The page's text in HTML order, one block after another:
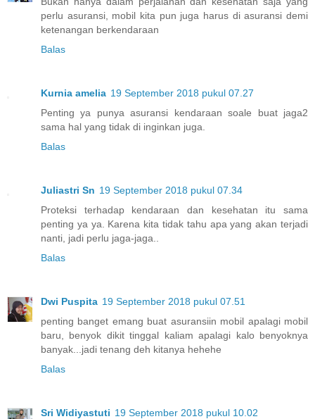
perlu asuransi, mobil kita pun juga harus di asuransi demi
ketenangan berkendaraan
Balas
Kurnia amelia 19 September 2018 pukul 07.27
Penting ya punya asuransi kendaraan soale buat jaga2
sama hal yang tidak di inginkan juga.
Balas
Juliastri Sn 19 September 2018 pukul 07.34
Proteksi terhadap kendaraan dan kesehatan itu sama
penting ya ya. Karena kita tidak tahu apa yang akan terjadi
nanti, jadi perlu jaga-jaga..
Balas
Dwi Puspita 19 September 2018 pukul 07.51
penting banget emang buat asuransiin mobil apalagi mobil
baru, benyok dikit tinggal kaliam apalagi kalo benyoknya
banyak...jadi tenang deh kitanya hehehe
Balas
Sri Widiyastuti 19 September 2018 pukul 10.02